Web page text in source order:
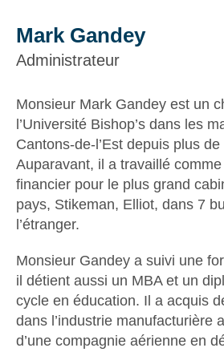
Mark Gandey
Administrateur
Monsieur Mark Gandey est un
l’Université Bishop’s dans les
Cantons-de-l’Est depuis plus
Auparavant, il a travaillé
financier pour le plus grand
pays, Stikeman, Elliot, dans 7
l’étranger.
Monsieur Gandey a suivi une
il détient aussi un MBA et un
cycle en éducation. Il a acquis
dans l’industrie manufacturière
d’une compagnie aérienne en